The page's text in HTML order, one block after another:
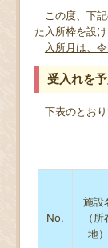
この度、下記
た入所枠を設け
入所月は、
受入れを
下表のとおり
No.
施設
（所
地）